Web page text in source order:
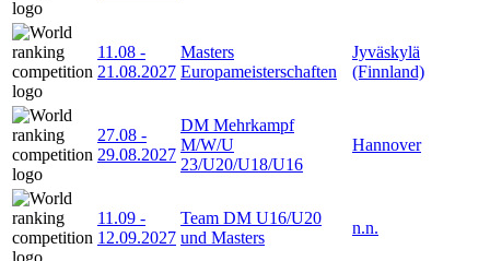
11.08 -
21.08.2027
Masters
Europameisterschaften
Jyväskylä
(Finnland)
27.08 -
29.08.2027
DM Mehrkampf
M/W/U
23/U20/U18/U16
Hannover
11.09 -
12.09.2027
Team DM U16/U20
und Masters
n.n.